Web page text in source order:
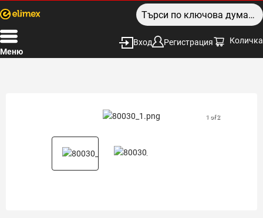
Меню
Вход Регистрация Количка
1 of 2